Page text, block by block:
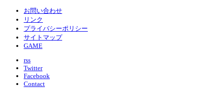
お問い合わせ
リンク
プライバシーポリシー
サイトマップ
GAME
rss
Twitter
Facebook
Contact